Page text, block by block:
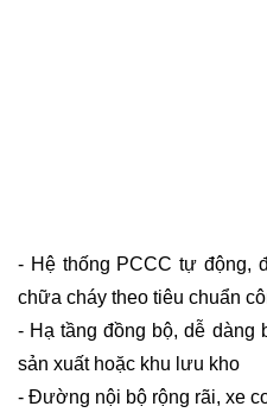
- Hệ thống PCCC tự động,
chữa cháy theo tiêu chuẩn
- Hạ tầng đồng bộ, dễ dàng
sản xuất hoặc khu lưu kho
- Đường nội bộ rộng rãi, xe